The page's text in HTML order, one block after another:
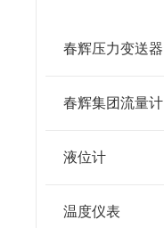
春辉压力变送器
春辉集团流量计
液位计
温度仪表